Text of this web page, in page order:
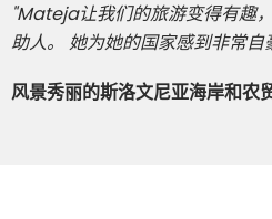
"Mateja让我们的旅游变得有趣
助人。 她为她的国家感到非常
风景秀丽的斯洛文尼亚海岸和农